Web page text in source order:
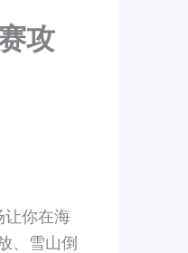
攻
你在海
、雪山倒